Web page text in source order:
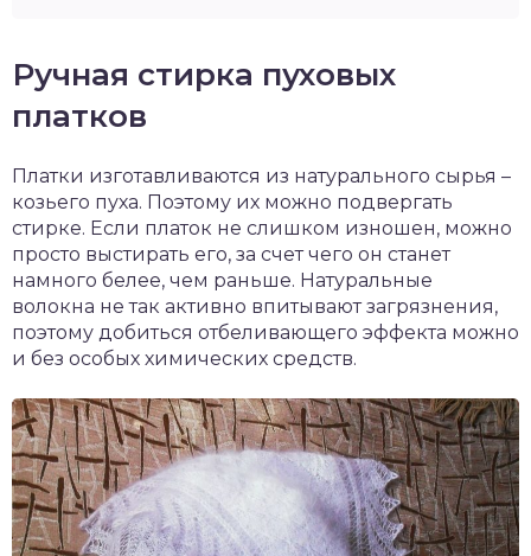
Ручная стирка пуховых
платков
Платки изготавливаются из натурального сырья –
козьего пуха. Поэтому их можно подвергать
стирке. Если платок не слишком изношен, можно
просто выстирать его, за счет чего он станет
намного белее, чем раньше. Натуральные
волокна не так активно впитывают загрязнения,
поэтому добиться отбеливающего эффекта можно
и без особых химических средств.